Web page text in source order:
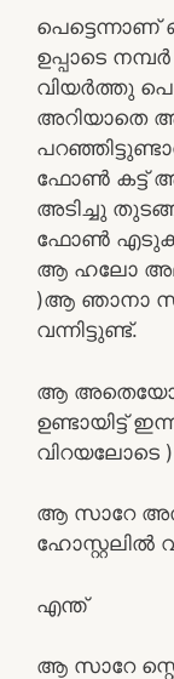
ഉപ്പാടെ
വിയർത്തു
അറിയാതെ
ഫോൺ കട്ട്‌
അടിച്ചു
ഫോൺ
ആ ഹലോ
)ആ ഞാനാ
വന്നിട്ടുണ്ട്.
ആ അതെയോ
ഉണ്ടായിട്ട്
വിറയലോടെ )
ആ സാറേ അത്
ഹോസ്റ്റലിൽ
എന്ത്
ആ സാറേ